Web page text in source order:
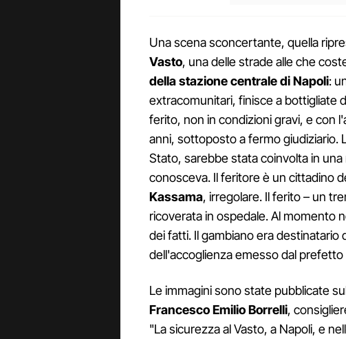
Una scena sconcertante, quella
Vasto, una delle strade alle che
della stazione centrale di Napoli:
extracomunitari, finisce a bottigliate
ferito, non in condizioni gravi, e con
anni, sottoposto a fermo giudiziario.
Stato, sarebbe stata coinvolta in
conosceva. Il feritore è un cittadino
Kassama, irregolare. Il ferito – un
ricoverata in ospedale. Al momento
dei fatti. Il gambiano era
dell'accoglienza emesso dal prefetto
Le immagini sono state pubblicate
Francesco Emilio Borrelli,
"La sicurezza al Vasto, a Napoli, e